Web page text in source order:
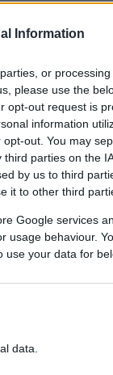
Information
or
please use the
opt-out request is
information
out. You may
parties on the
by us to third
it to other third
Google services
usage behaviour.
your data for
data.
στην Κολομβία και
αγορά. Σχεδόν
από 14
ανάπτυξη και